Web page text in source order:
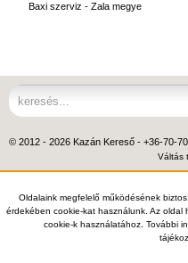
Oldalaink megfelelő működésének
érdekében cookie-kat használunk. Az
cookie-k használatához. További
Baxi szerviz - Zala megye
© 2012 - 2026 Kazán Kereső - +36-70-
Váltás